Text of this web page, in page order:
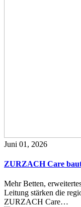
Juni 01, 2026
ZURZACH Care
Mehr Betten,
Leitung stärken die
ZURZACH Care…